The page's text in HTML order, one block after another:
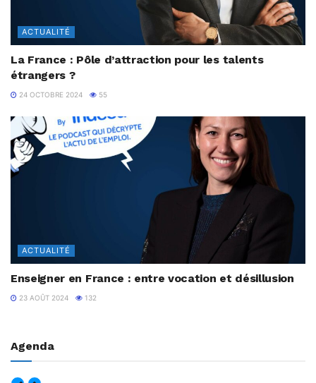
ACTUALITÉ
La France : Pôle d’attraction pour les talents
étrangers ?
24 OCTOBRE 2024 55
ACTUALITÉ
Enseigner en France : entre vocation et désillusion
23 AOÛT 2024 132
Agenda